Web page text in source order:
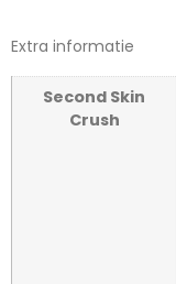
Extra informatie
Second Skin
Crush